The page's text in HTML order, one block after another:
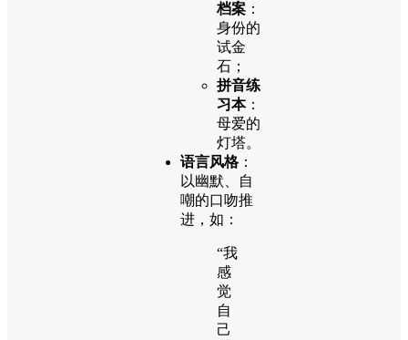
档案 ：
身份的
试金
石；
拼音练
习本：
母爱的
灯塔。
语言风格：
以幽默、自
嘲的口吻推
进，如：
“我
感
觉
自
己